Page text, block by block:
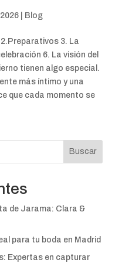
| Blog
3. La
6. La visión del
tienen algo especial.
más íntimo y una
que cada momento se
Buscar
de Jarama: Clara &
para tu boda en Madrid
Expertas en capturar